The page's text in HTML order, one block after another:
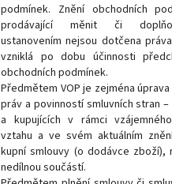
podmínek. Znění obchodních
prodávající měnit či
ustanovením nejsou dotčena
vzniklá po dobu účinnosti
obchodních podmínek.
Předmětem VOP je zejména
práv a povinností smluvních stran
a kupujících v rámci
vztahu a ve svém aktuálním
kupní smlouvy (o dodávce zboží),
nedílnou součástí.